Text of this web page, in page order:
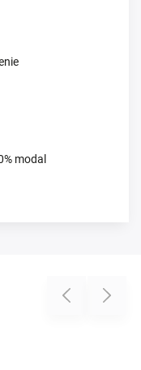
modal
Previous Next